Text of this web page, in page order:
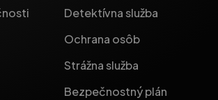
Detektívna služba
Ochrana osôb
Strážna služba
Bezpečnostný plán